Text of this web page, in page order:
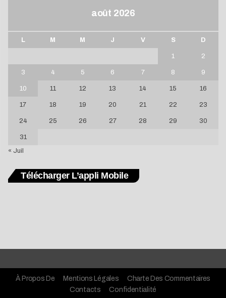
août 2026
L M M J V S D
1 2
3 4 5 6 7 8 9
10 11 12 13 14 15 16
17 18 19 20 21 22 23
24 25 26 27 28 29 30
31
« Juil
Télécharger L’appli Mobile
À Propos De Mentions Légales
Charte Des Commentaires
Contacts
Confidentialité